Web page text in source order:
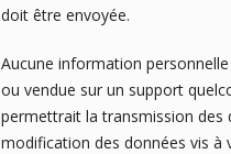
doit être envoyée.
Aucune information personnelle
ou vendue sur un support
permettrait la transmission des
modification des données vis à